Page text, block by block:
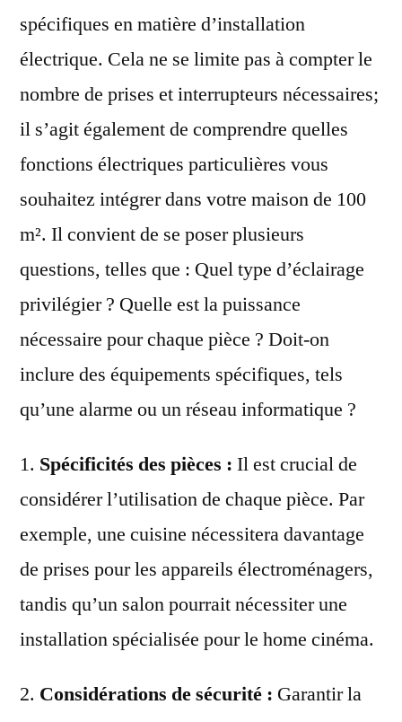
spécifiques en matière d’installation
électrique. Cela ne se limite pas à compter le
nombre de prises et interrupteurs nécessaires;
il s’agit également de comprendre quelles
fonctions électriques particulières vous
souhaitez intégrer dans votre maison de 100
m². Il convient de se poser plusieurs
questions, telles que : Quel type d’éclairage
privilégier ? Quelle est la puissance
nécessaire pour chaque pièce ? Doit-on
inclure des équipements spécifiques, tels
qu’une alarme ou un réseau informatique ?
1. Spécificités des pièces : Il est crucial de
considérer l’utilisation de chaque pièce. Par
exemple, une cuisine nécessitera davantage
de prises pour les appareils électroménagers,
tandis qu’un salon pourrait nécessiter une
installation spécialisée pour le home cinéma.
2. Considérations de sécurité : Garantir la